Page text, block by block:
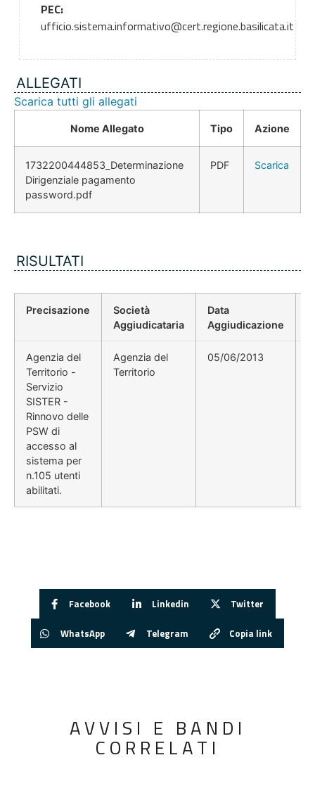
PEC:
ufficio.sistema.informativo@cert.regione.basilicata.it
ALLEGATI
Scarica tutti gli allegati
Nome Allegato Tipo Azione
1732200444853_Determinazione
Dirigenziale pagamento
password.pdf
PDF Scarica
RISULTATI
Precisazione
Società
Aggiudicataria
Data
Aggiudicazione
Agenzia del
Territorio -
Servizio
SISTER -
Rinnovo delle
PSW di
accesso al
sistema per
n.105 utenti
abilitati.
Agenzia del
Territorio
05/06/2013
Facebook Linkedin Twitter
WhatsApp Telegram Copia link
AVVISI E BANDI
CORRELATI